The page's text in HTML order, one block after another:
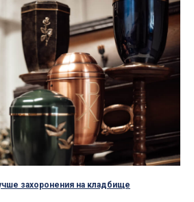
захоронения на кладбище